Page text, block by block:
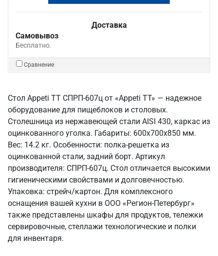
Доставка
Самовывоз
Бесплатно.
Сравнение
Стол Appeti ТТ СПРП-607ц от «Appeti ТТ» — надежное
оборудование для пищеблоков и столовых.
Столешница из нержавеющей стали AISI 430, каркас из
оцинкованного уголка. Габариты: 600x700x850 мм.
Вес: 14.2 кг. Особенности: полка-решетка из
оцинкованной стали, задний борт. Артикул
производителя: СПРП-607ц. Стол отличается высокими
гигиеническими свойствами и долговечностью.
Упаковка: стрейч/картон. Для комплексного
оснащения вашей кухни в ООО «Регион-Петербург»
также представлены шкафы для продуктов, тележки
сервировочные, стеллажи технологические и полки
для инвентаря.